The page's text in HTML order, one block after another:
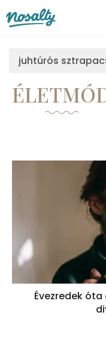
juhtúrós
Évezredek